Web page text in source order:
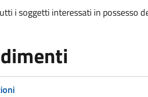
i soggetti interessati in possesso